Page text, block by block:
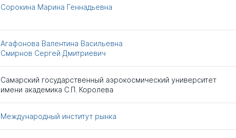
Сорокина Марина Геннадьевна
Агафонова Валентина Васильевна
Смирнов Сергей Дмитриевич
Самарский государственный аэрокосмический университет
имени академика С.П. Королева
Международный институт рынка